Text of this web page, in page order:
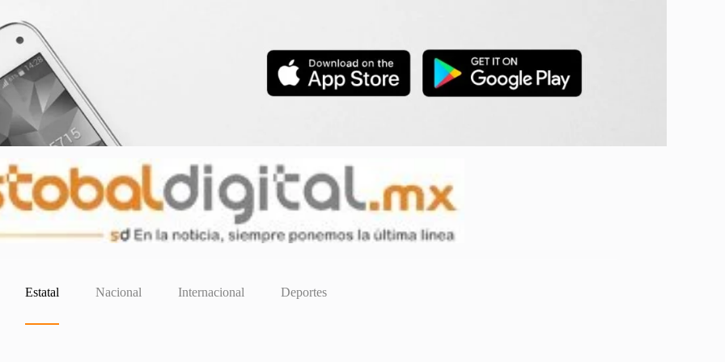
Estatal Nacional Internacional Deportes